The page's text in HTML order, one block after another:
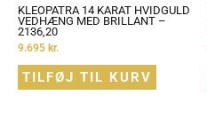
KLEOPATRA 14 KARAT HVIDGULD
VEDHÆNG MED BRILLANT –
2136,20
9.695 kr.
TILFØJ TIL KURV